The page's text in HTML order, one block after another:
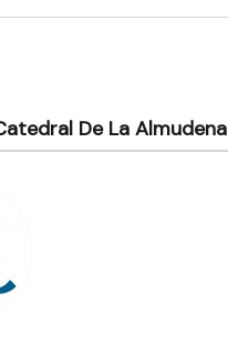
De La Almudena